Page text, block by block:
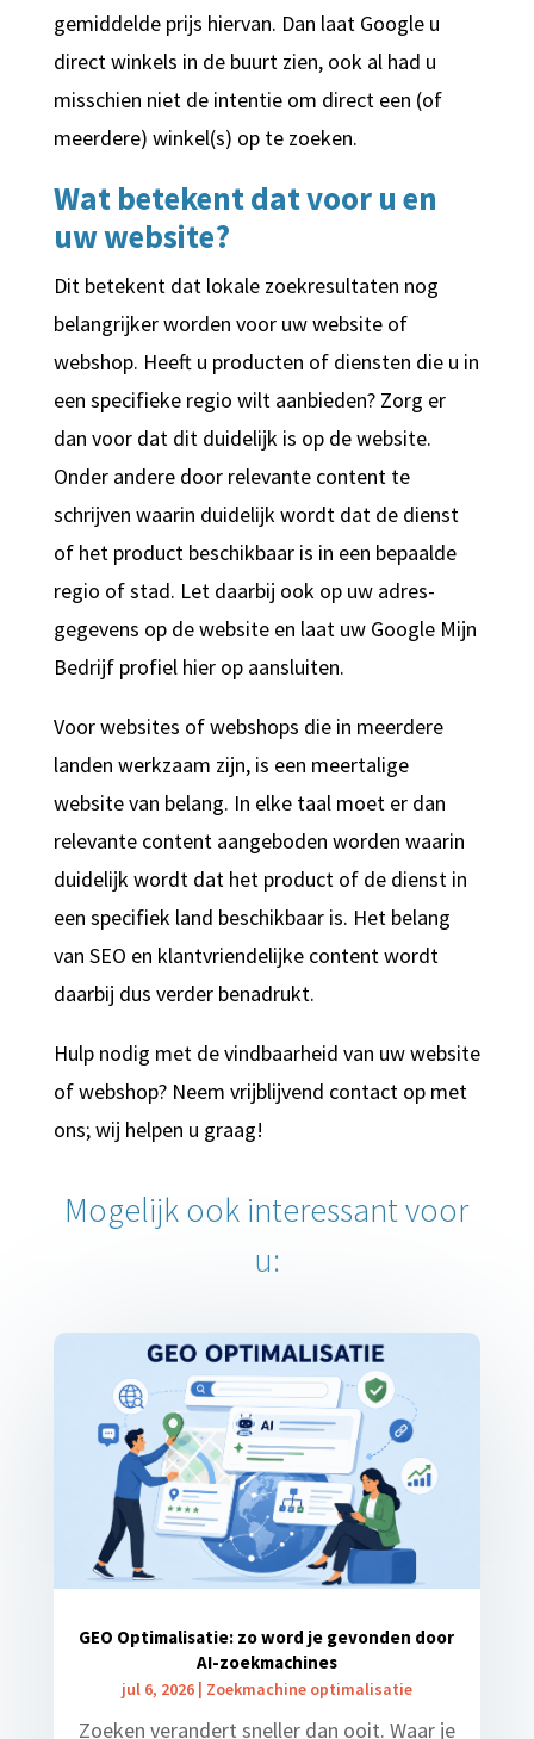
gemiddelde prijs hiervan. Dan laat Google u
direct winkels in de buurt zien, ook al had u
misschien niet de intentie om direct een (of
meerdere) winkel(s) op te zoeken.
Wat betekent dat voor u en
uw website?
Dit betekent dat lokale zoekresultaten nog
belangrijker worden voor uw website of
webshop. Heeft u producten of diensten die u in
een specifieke regio wilt aanbieden? Zorg er
dan voor dat dit duidelijk is op de website.
Onder andere door relevante content te
schrijven waarin duidelijk wordt dat de dienst
of het product beschikbaar is in een bepaalde
regio of stad. Let daarbij ook op uw adres-
gegevens op de website en laat uw Google Mijn
Bedrijf profiel hier op aansluiten.
Voor websites of webshops die in meerdere
landen werkzaam zijn, is een meertalige
website van belang. In elke taal moet er dan
relevante content aangeboden worden waarin
duidelijk wordt dat het product of de dienst in
een specifiek land beschikbaar is. Het belang
van SEO en klantvriendelijke content wordt
daarbij dus verder benadrukt.
Hulp nodig met de vindbaarheid van uw website
of webshop? Neem vrijblijvend contact op met
ons; wij helpen u graag!
Mogelijk ook interessant voor
u:
GEO Optimalisatie: zo word je gevonden door
AI-zoekmachines
jul 6, 2026| Zoekmachine optimalisatie
Zoeken verandert sneller dan ooit. Waar je